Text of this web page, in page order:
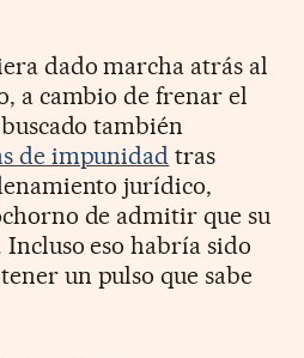
dado marcha atrás al
a cambio de frenar el
también
de impunidad tras
jurídico,
de admitir que su
eso habría sido
un pulso que sabe